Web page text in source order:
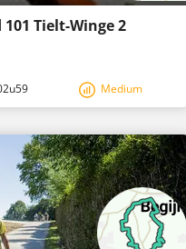
Tielt-Winge 2
Medium